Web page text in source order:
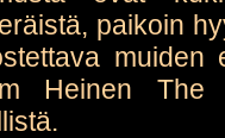
paikoin
muiden
Heinen The